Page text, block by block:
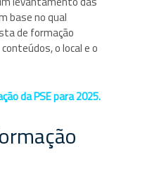
base no qual
de formação
o local e o
da PSE para 2025.